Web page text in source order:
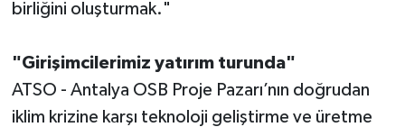
birliğini oluşturmak."
"Girişimcilerimiz yatırım turunda"
ATSO - Antalya OSB Proje Pazarı’nın doğrudan
iklim krizine karşı teknoloji geliştirme ve üretme